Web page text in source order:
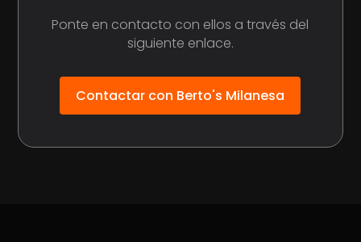
Ponte en contacto con ellos a través del
siguiente enlace.
Contactar con Berto's Milanesa